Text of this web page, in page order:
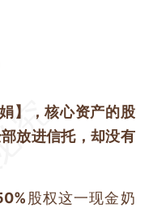
】
，核心资产的股
放进信托，却没有
股权这一现金奶